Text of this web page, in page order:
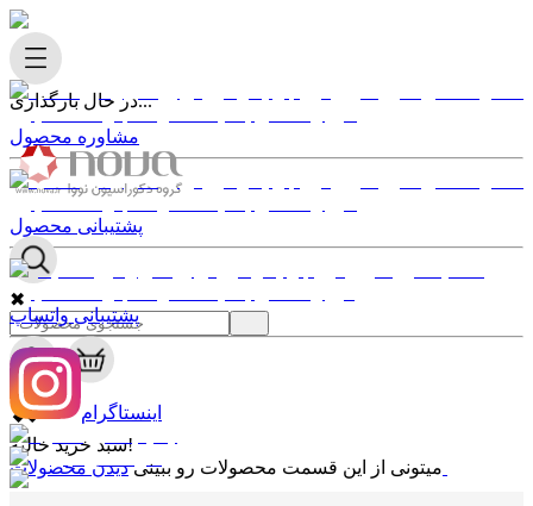
در حال بارگذاری...
✖
0
✖
سبد خرید خالیه!
میتونی از این قسمت محصولات رو ببینی
مشاوره محصول
پشتیبانی محصول
پشتیبانی واتساپ
اینستاگرام